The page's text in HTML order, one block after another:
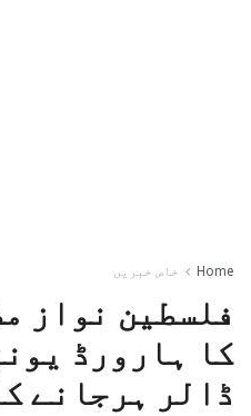
Home خاص خبریں
فلسطین نواز
کا ہارورڈ
ڈالر ہرجانے